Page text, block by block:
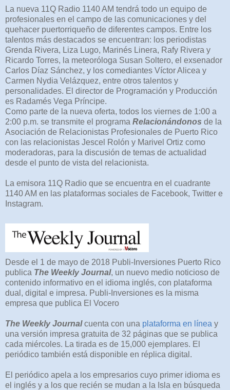
La nueva 11Q Radio 1140 AM tendrá todo un equipo de
profesionales en el campo de las comunicaciones y del
quehacer puertorriqueño de diferentes campos. Entre los
talentos más destacados se encuentran: los periodistas
Grenda Rivera, Liza Lugo, Marinés Linera, Rafy Rivera y
Ricardo Torres, la meteoróloga Susan Soltero, el exsenador
Carlos Díaz Sánchez, y los comediantes Víctor Alicea y
Carmen Nydia Velázquez, entre otros talentos y
personalidades. El director de Programación y Producción
es Radamés Vega Príncipe.
Como parte de la nueva oferta, todos los viernes de 1:00 a
2:00 p.m. se transmite el programa Relacionándonos de la
Asociación de Relacionistas Profesionales de Puerto Rico
con las relacionistas Jescel Rolón y Marivel Ortiz como
moderadoras, para la discusión de temas de actualidad
desde el punto de vista del relacionista.
La emisora 11Q Radio que se encuentra en el cuadrante
1140 AM en las plataformas sociales de Facebook, Twitter e
Instagram.
Desde el 1 de mayo de 2018 Publi-Inversiones Puerto Rico
publica The Weekly Journal, un nuevo medio noticioso de
contenido informativo en el idioma inglés, con plataforma
dual, digital e impresa. Publi-Inversiones es la misma
empresa que publica El Vocero
The Weekly Journalcuenta con una plataforma en línea y
una versión impresa gratuita de 32 páginas que se publica
cada miércoles. La tirada es de 15,000 ejemplares. El
periódico también está disponible en réplica digital.
El periódico apela a los empresarios cuyo primer idioma es
el inglés y a los que recién se mudan a la Isla en búsqueda